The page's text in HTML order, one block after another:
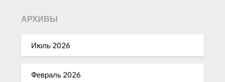
АРХИВЫ
Июль 2026
Февраль 2026